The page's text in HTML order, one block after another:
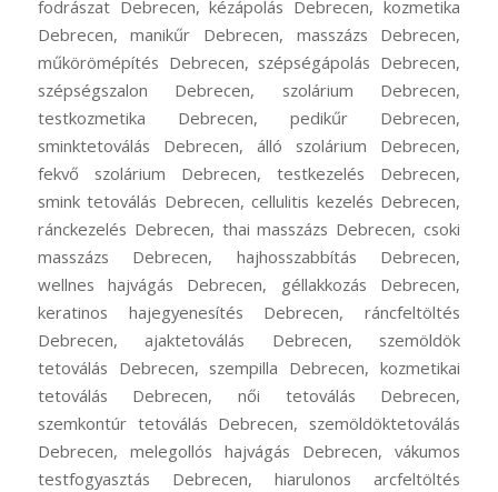
fodrászat Debrecen, kézápolás Debrecen, kozmetika
Debrecen, manikűr Debrecen, masszázs Debrecen,
műkörömépítés Debrecen, szépségápolás Debrecen,
szépségszalon Debrecen, szolárium Debrecen,
testkozmetika Debrecen, pedikűr Debrecen,
sminktetoválás Debrecen, álló szolárium Debrecen,
fekvő szolárium Debrecen, testkezelés Debrecen,
smink tetoválás Debrecen, cellulitis kezelés Debrecen,
ránckezelés Debrecen, thai masszázs Debrecen, csoki
masszázs Debrecen, hajhosszabbítás Debrecen,
wellnes hajvágás Debrecen, géllakkozás Debrecen,
keratinos hajegyenesítés Debrecen, ráncfeltöltés
Debrecen, ajaktetoválás Debrecen, szemöldök
tetoválás Debrecen, szempilla Debrecen, kozmetikai
tetoválás Debrecen, női tetoválás Debrecen,
szemkontúr tetoválás Debrecen, szemöldöktetoválás
Debrecen, melegollós hajvágás Debrecen, vákumos
testfogyasztás Debrecen, hiarulonos arcfeltöltés